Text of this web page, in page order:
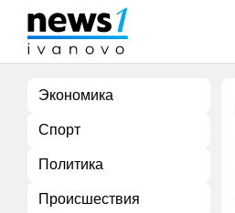
Экономика
Спорт
Политика
Происшествия